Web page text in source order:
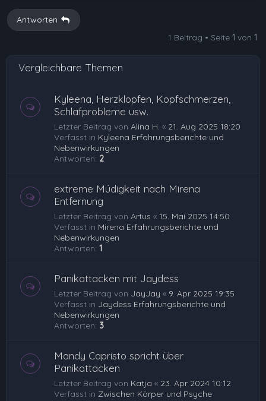
Antworten
1 Beitrag • Seite 1 von 1
Vergleichbare Themen
Kyleena, Herzklopfen, Kopfschmerzen,
Schlafprobleme usw.
Letzter Beitrag von Alina H. « 21. Aug 2025 18:20
Verfasst in Kyleena Erfahrungsberichte und
Nebenwirkungen
Antworten: 2
extreme Müdigkeit nach Mirena
Entfernung
Letzter Beitrag von Artus « 15. Mai 2025 14:50
Verfasst in Mirena Erfahrungsberichte und
Nebenwirkungen
Antworten: 1
Panikattacken mit Jaydess
Letzter Beitrag von JayJay « 9. Apr 2025 19:35
Verfasst in Jaydess Erfahrungsberichte und
Nebenwirkungen
Antworten: 3
Mandy Capristo spricht über
Panikattacken
Letzter Beitrag von Katja « 23. Apr 2024 10:12
Verfasst in Zwischen Körper und Psyche